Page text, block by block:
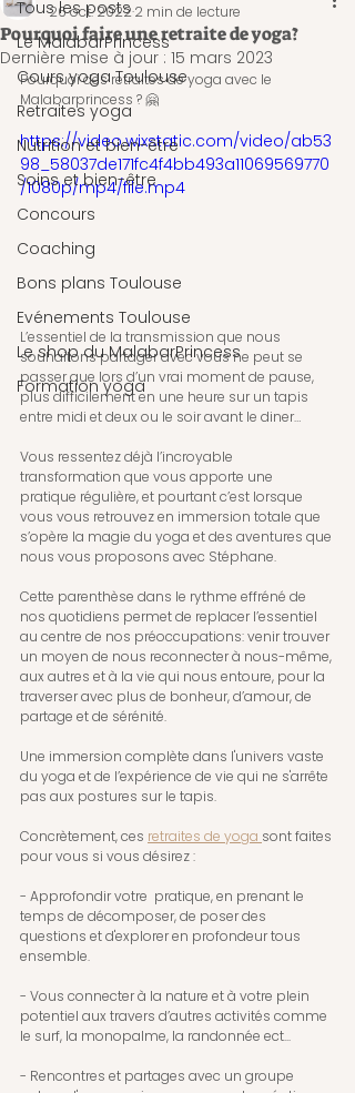
Tous les posts
Le MalabarPrincess
Cours yoga Toulouse
Retraites yoga
Nutrition et bien-être
Soins et bien-être
Concours
Coaching
Bons plans Toulouse
Evénements Toulouse
Le shop du MalabarPrincess
Formation yoga
Pourquoi faire une retraite de yoga?
26 oct. 2022 2 min de lecture
Dernière mise à jour : 15 mars 2023
Pourquoi des retraites de yoga avec le
Malabarprincess ? 🤗
https://video.wixstatic.com/video/ab53
98_58037de171fc4f4bb493a11069569770
/1080p/mp4/file.mp4
L’essentiel de la transmission que nous
souhaitons partager avec vous ne peut se
passer que lors d’un vrai moment de pause,
plus difficilement en une heure sur un tapis
entre midi et deux ou le soir avant le diner…
Vous ressentez déjà l’incroyable
transformation que vous apporte une
pratique régulière, et pourtant c’est lorsque
vous vous retrouvez en immersion totale que
s’opère la magie du yoga et des aventures que
nous vous proposons avec Stéphane.
Cette parenthèse dans le rythme effréné de
nos quotidiens permet de replacer l’essentiel
au centre de nos préoccupations: venir trouver
un moyen de nous reconnecter à nous-même,
aux autres et à la vie qui nous entoure, pour la
traverser avec plus de bonheur, d’amour, de
partage et de sérénité.
Une immersion complète dans l'univers vaste
du yoga et de l’expérience de vie qui ne s'arrête
pas aux postures sur le tapis.
Concrètement, ces retraites de yoga sont faites
pour vous si vous désirez :
- Approfondir votre  pratique, en prenant le
temps de décomposer, de poser des
questions et d'explorer en profondeur tous
ensemble.
- Vous connecter à la nature et à votre plein
potentiel aux travers d’autres activités comme
le surf, la monopalme, la randonnée ect...
- Rencontres et partages avec un groupe